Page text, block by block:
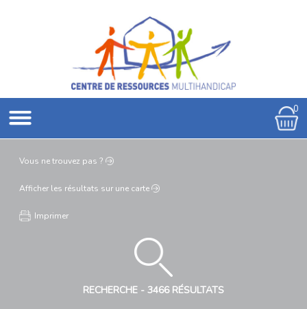
0
Vous netrouvez pas ?
Afficher les résultats sur une carte
Imprimer
RECHERCHE - 3466 RÉSULTATS